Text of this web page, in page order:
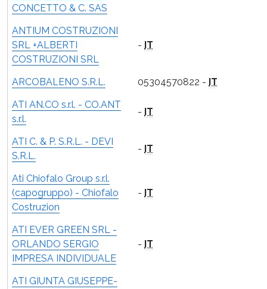
CONCETTO & C. SAS
ANTIUM COSTRUZIONI
SRL +ALBERTI
COSTRUZIONI SRL
- IT
ARCOBALENO S.R.L. 05304570822 - IT
ATI AN.CO s.r.l. - CO.ANT
s.r.l.
- IT
ATI C. & P. S.R.L. - DEVI
S.R.L.
- IT
Ati Chiofalo Group s.r.l.
(capogruppo) - Chiofalo
Costruzion
- IT
ATI EVER GREEN SRL -
ORLANDO SERGIO
IMPRESA INDIVIDUALE
- IT
ATI GIUNTA GIUSEPPE-